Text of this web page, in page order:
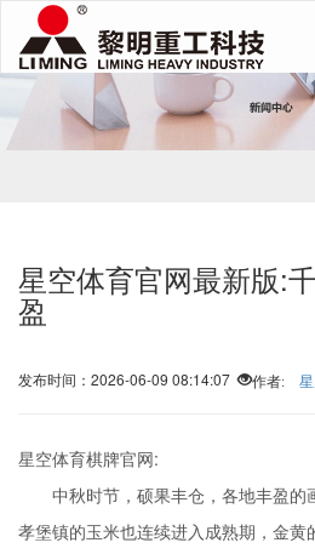
星空体育官网最新版:
盈
发布时间：2026-06-09 08:14:07 作者:
星空体育棋牌官网:
中秋时节，硕果丰仓，各地丰盈的
孝堡镇的玉米也连续进入成熟期，金黄